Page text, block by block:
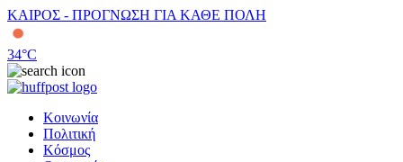
ΚΑΙΡΟΣ - ΠΡΟΓΝΩΣΗ ΓΙΑ ΚΑΘΕ ΠΟΛΗ
34°C
Κοινωνία
Πολιτική
Κόσμος